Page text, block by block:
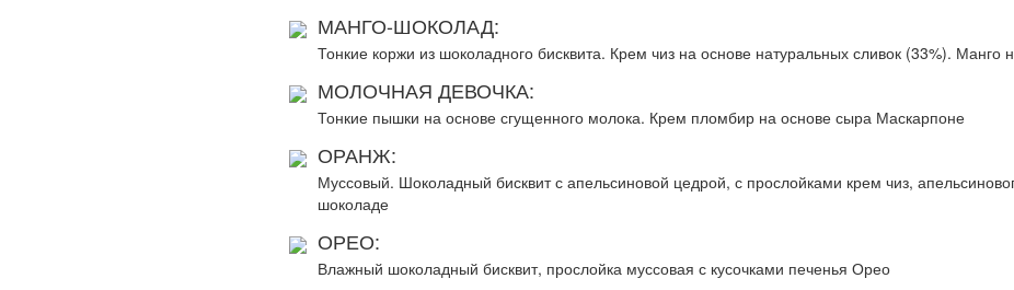
МАНГО-ШОКОЛАД:
Тонкие коржи из шоколадного бисквита. Крем чиз на основе натуральных сливок (33%). Манго
МОЛОЧНАЯ ДЕВОЧКА:
Тонкие пышки на основе сгущенного молока. Крем пломбир на основе сыра Маскарпоне
ОРАНЖ:
Муссовый. Шоколадный бисквит с апельсиновой цедрой, с прослойками крем чиз,
шоколаде
ОРЕО:
Влажный шоколадный бисквит, прослойка муссовая с кусочками печенья Орео